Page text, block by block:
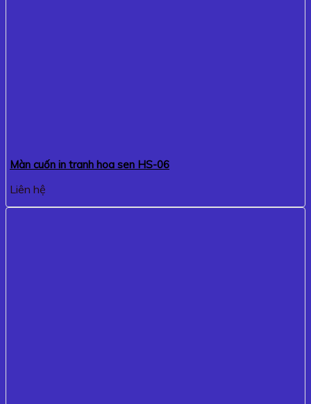
Màn cuốn in tranh hoa sen HS-06
Liên hệ